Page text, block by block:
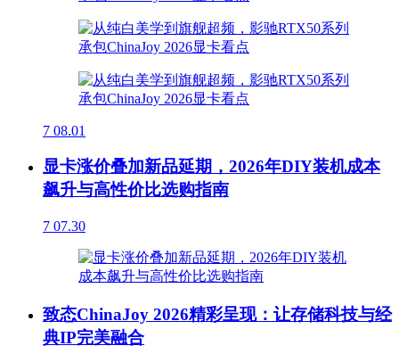
7 08.01
显卡涨价叠加新品延期，2026年DIY装机成本
飙升与高性价比选购指南
7 07.30
致态ChinaJoy 2026精彩呈现：让存储科技与经
典IP完美融合